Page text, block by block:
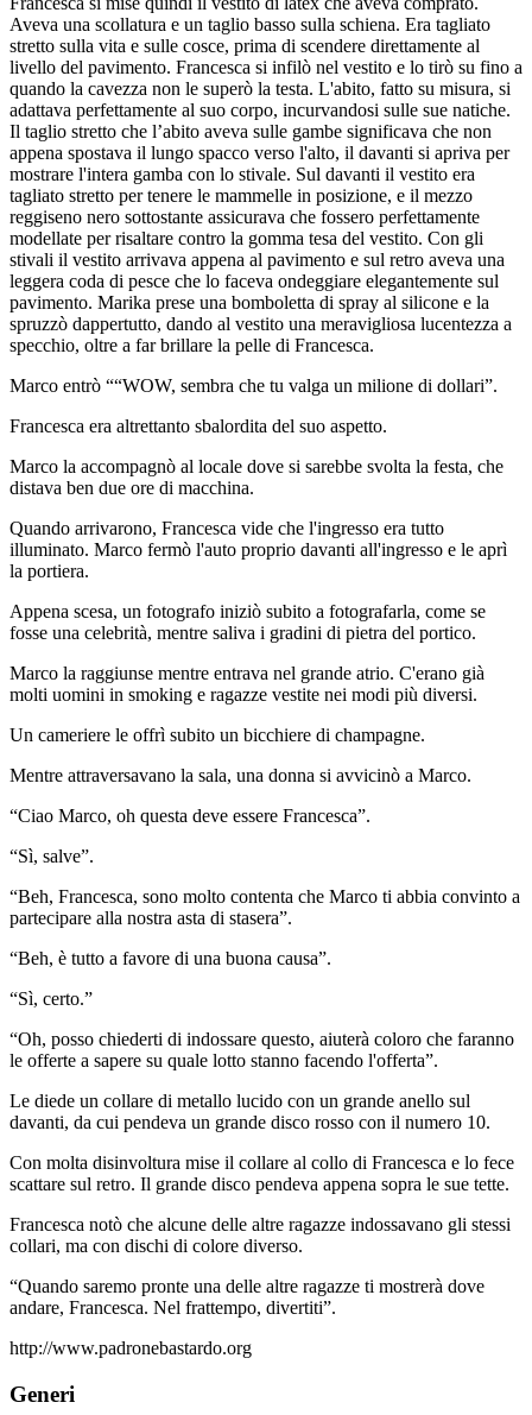
Aveva una scollatura e un taglio basso sulla schiena. Era tagliato
stretto sulla vita e sulle cosce, prima di scendere direttamente al
livello del pavimento. Francesca si infilò nel vestito e lo tirò su fino a
quando la cavezza non le superò la testa. L'abito, fatto su misura, si
adattava perfettamente al suo corpo, incurvandosi sulle sue natiche.
Il taglio stretto che l’abito aveva sulle gambe significava che non
appena spostava il lungo spacco verso l'alto, il davanti si apriva per
mostrare l'intera gamba con lo stivale. Sul davanti il vestito era
tagliato stretto per tenere le mammelle in posizione, e il mezzo
reggiseno nero sottostante assicurava che fossero perfettamente
modellate per risaltare contro la gomma tesa del vestito. Con gli
stivali il vestito arrivava appena al pavimento e sul retro aveva una
leggera coda di pesce che lo faceva ondeggiare elegantemente sul
pavimento. Marika prese una bomboletta di spray al silicone e la
spruzzò dappertutto, dando al vestito una meravigliosa lucentezza a
specchio, oltre a far brillare la pelle di Francesca.
Marco entrò ““WOW, sembra che tu valga un milione di dollari”.
Francesca era altrettanto sbalordita del suo aspetto.
Marco la accompagnò al locale dove si sarebbe svolta la festa, che
distava ben due ore di macchina.
Quando arrivarono, Francesca vide che l'ingresso era tutto
illuminato. Marco fermò l'auto proprio davanti all'ingresso e le aprì
la portiera.
Appena scesa, un fotografo iniziò subito a fotografarla, come se
fosse una celebrità, mentre saliva i gradini di pietra del portico.
Marco la raggiunse mentre entrava nel grande atrio. C'erano già
molti uomini in smoking e ragazze vestite nei modi più diversi.
Un cameriere le offrì subito un bicchiere di champagne.
Mentre attraversavano la sala, una donna si avvicinò a Marco.
“Ciao Marco, oh questa deve essere Francesca”.
“Sì, salve”.
“Beh, Francesca, sono molto contenta che Marco ti abbia convinto a
partecipare alla nostra asta di stasera”.
“Beh, è tutto a favore di una buona causa”.
“Sì, certo.”
“Oh, posso chiederti di indossare questo, aiuterà coloro che faranno
le offerte a sapere su quale lotto stanno facendo l'offerta”.
Le diede un collare di metallo lucido con un grande anello sul
davanti, da cui pendeva un grande disco rosso con il numero 10.
Con molta disinvoltura mise il collare al collo di Francesca e lo fece
scattare sul retro. Il grande disco pendeva appena sopra le sue tette.
Francesca notò che alcune delle altre ragazze indossavano gli stessi
collari, ma con dischi di colore diverso.
“Quando saremo pronte una delle altre ragazze ti mostrerà dove
andare, Francesca. Nel frattempo, divertiti”.
http://www.padronebastardo.org
Generi